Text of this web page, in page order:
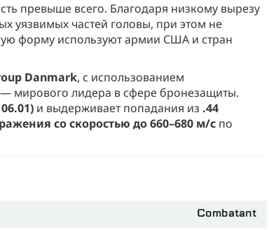
превыше всего. Благодаря низкому вырезу
уязвимых частей головы, при этом не
форму используют армии США и стран
Danmark, с использованием
— мирового лидера в сфере бронезащиты.
и выдерживает попадания из .44
со скоростью до 660–680 м/с по
индивидуальные параметры головы —
Combatant